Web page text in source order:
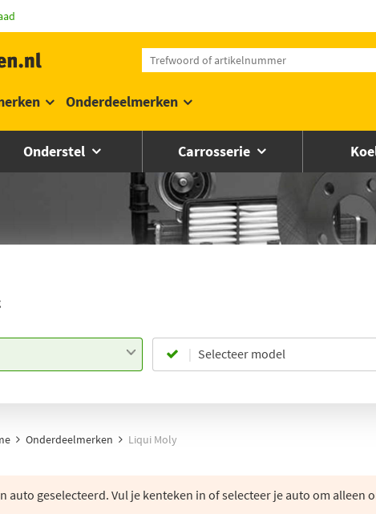
*
Onderdeelmerken
Onderstel Carrosserie
Selecteer model
Onderdeelmerken Liqui Moly
auto geselecteerd. Vul je kenteken in of selecteer je auto om